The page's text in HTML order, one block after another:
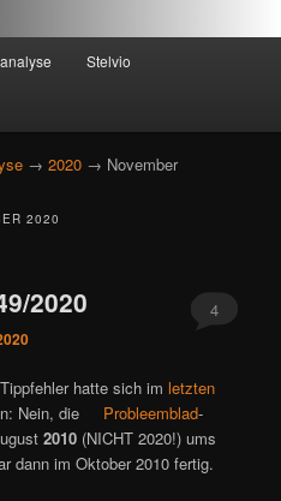
Stelvio
→ 2020 → November
2020
2020 4
hatte sich imletzten
Nein, die Probleemblad-
2010 (NICHT 2020!) ums
dann im Oktober 2010 fertig.